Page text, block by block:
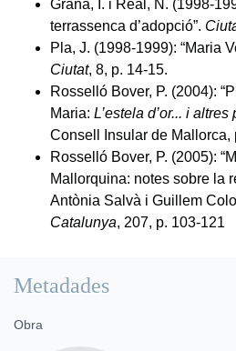
Graña, I. i Real, N. (1998-
terrassenca d’adopció”.
Pla, J. (1998-1999): “Maria
Ciutat, 8, p. 14-15.
Rosselló Bover, P. (2004):
Maria: L’estela d’or... i
Consell Insular de Mallorca,
Rosselló Bover, P. (2005):
Mallorquina: notes sobre la
Antònia Salvà i Guillem
Catalunya, 207, p. 103-121
Metadades
Obra